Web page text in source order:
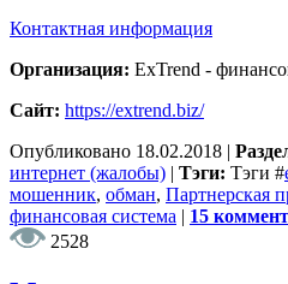
Контактная информация
Организация: ExTrend -
Сайт: https://extrend.biz/
Опубликовано 18.02.2018 |
интернет (жалобы) | Тэги: Тэги #
мошенник, обман, Партнерская
финансовая система | 15
2528